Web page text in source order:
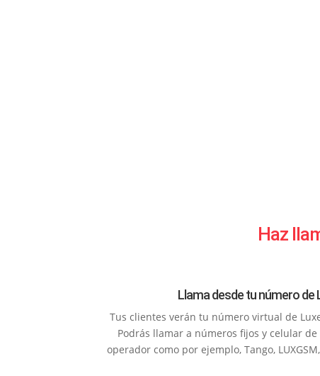
Haz
Llama desde tu número de
Tus clientes verán tu número virtual de
Podrás llamar a números fijos y celular
operador como por ejemplo, Tango,